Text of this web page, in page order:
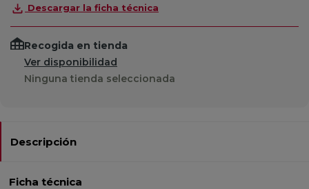
Descargar la ficha técnica
Recogida en tienda
Ver disponibilidad
Ninguna tienda seleccionada
Descripción
Ficha técnica